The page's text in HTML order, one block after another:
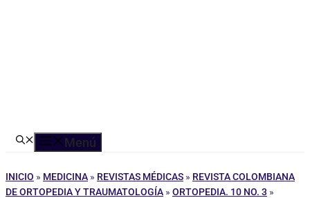
Menú
INICIO » MEDICINA » REVISTAS MÉDICAS » REVISTA COLOMBIANA
DE ORTOPEDIA Y TRAUMATOLOGÍA » ORTOPEDIA. 10 NO. 3 »